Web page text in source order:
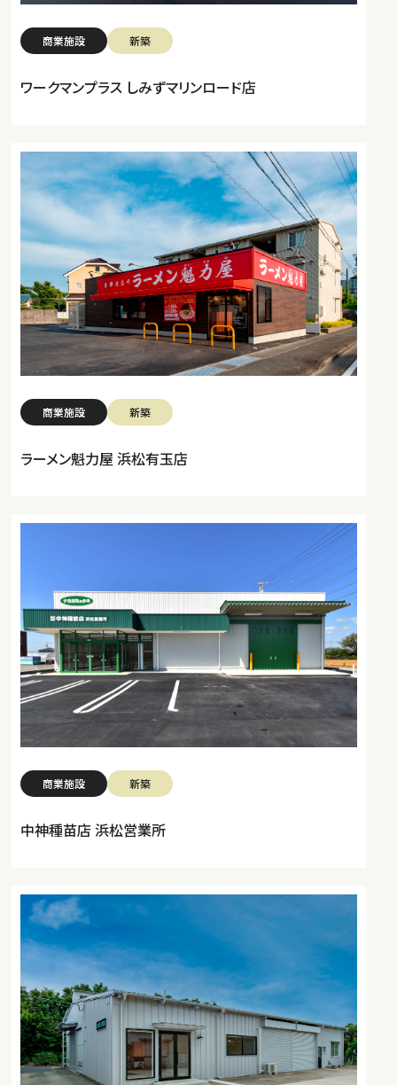
商業施設 新築
ワークマンプラス しみずマリンロード店
商業施設 新築
ラーメン魁力屋 浜松有玉店
商業施設 新築
中神種苗店 浜松営業所